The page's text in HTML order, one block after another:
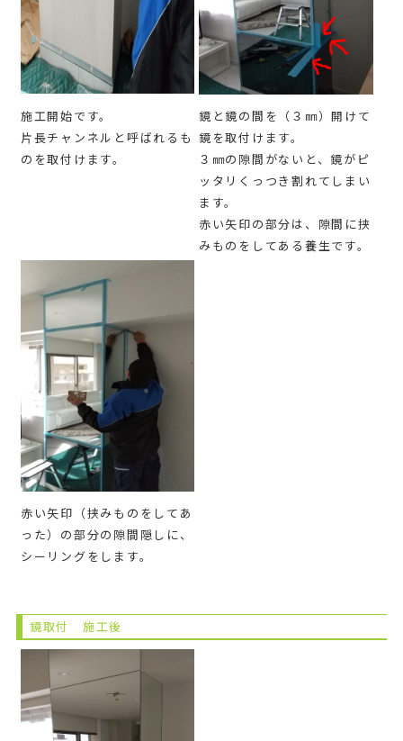
施工開始です。
片長チャンネルと呼ばれるも
のを取付けます。
鏡と鏡の間を（３㎜）開けて
鏡を取付けます。
３㎜の隙間がないと、鏡がピ
ッタリくっつき割れてしまい
ます。
赤い矢印の部分は、隙間に挟
みものをしてある養生です。
赤い矢印（挟みものをしてあ
った）の部分の隙間隠しに、
シーリングをします。
鏡取付 施工後